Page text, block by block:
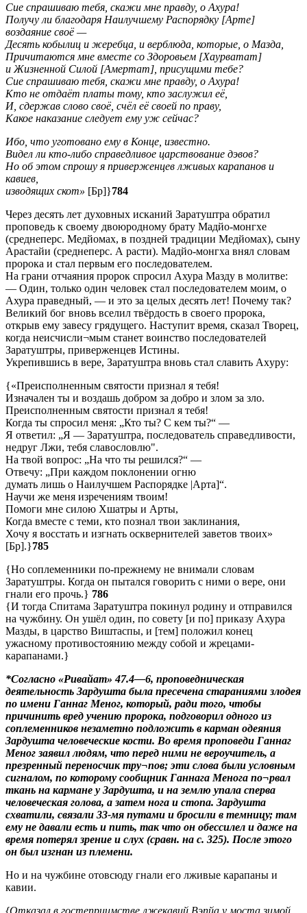
Сие спрашиваю тебя, скажи мне правду, о Ахура!
Получу ли благодаря Наилучшему Распорядку [Арте]
воздаяние своё —
Десять кобылиц и жеребца, и верблюда, которые, о Мазда,
Причитаются мне вместе со Здоровьем [Хаурватат]
и Жизненной Силой [Амертат], присущими тебе?
Сие спрашиваю тебя, скажи мне правду, о Ахура!
Кто не отдаёт платы тому, кто заслужил её,
И, сдержав слово своё, счёл её своей по праву,
Какое наказание следует ему уж сейчас?
Ибо, что уготовано ему в Конце, известно.
Видел ли кто-либо справедливое царствование дэвов?
Но об этом спрошу я приверженцев лживых карапанов и
кавиев,
изводящих скот» [Бр]}784
Через десять лет духовных исканий Заратуштра обратил
проповедь к своему двоюродному брату Мадйо-монгхе
(среднеперс. Медйомах, в поздней традиции Медйомах), сыну
Арaстайи (среднеперс. А расти). Мадйо-монгха внял словам
пророка и стал первым его последователем.
На грани отчаяния пророк спросил Ахура Мазду в молитве:
— Один, только один человек стал последователем моим, о
Ахура праведный, — и это за целых десять лет! Почему так?
Великий бог вновь вселил твёрдость в своего пророка,
открыв ему завесу грядущего. Наступит время, сказал Творец,
когда неисчисли¬мым станет воинство последователей
Заратуштры, приверженцев Истины.
Укрепившись в вере, Заратуштра вновь стал славить Axуpy:
{«Преисполненным святости признал я тебя!
Изначален ты и воздашь добром за добро и злом за зло.
Преисполненным святости признал я тебя!
Когда ты спросил меня: „Кто ты? С кем ты?“ —
Я ответил: „Я — Заратуштра, последователь справедливости,
недруг Лжи, тебя славословлю".
На твой вопрос: „На что ты решился?“ —
Отвечу: „При каждом поклонении огню
думать лишь о Наилучшем Распорядке |Арта]“.
Научи же меня изречениям твоим!
Помоги мне силою Хшатры и Арты,
Когда вместе с теми, кто познал твои заклинания,
Хочу я восстать и изгнать осквернителей заветов твоих»
[Бр].}785
{Но соплеменники по-прежнему не внимали словам
Заратуштры. Когда он пытался говорить с ними о вере, они
гнали его прочь.} 786
{И тогда Спитама Заратуштра покинул родину и отправился
на чужбину. Он ушёл один, по совету [и по] приказу Ахура
Мазды, в царство Виштаспы, и [тем] положил конец
ужасному противостоянию между собой и жрецами-
карапанами.}
*Согласно «Ривайат» 47.4—6, проповедническая
деятельность Зардушта была пресечена стараниями злодея
по имени Ганнаг Меног, который, ради того, чтобы
причинить вред учению пророка, подговорил одного из
соплеменников незаметно подложить в карман одеяния
Зардушта человеческие кости. Во время проповеди Ганнаг
Меног заявил людям, что перед ними не вероучитель, а
презренный переносчик тру¬пов; эти слова были условным
сигналом, по которому сообщник Ганнага Менога по¬рвал
ткань на кармане у Зардушта, и на землю упала сперва
человеческая голова, а затем нога и стопа. Зардушта
схватили, связали 33-мя путами и бросили в темницу; там
ему не давали есть и пить, так что он обессилел и даже на
время потерял зрение и слух (сравн. на с. 325). После этого
он был изгнан из племени.
Но и на чужбине отовсюду гнали его лживые карапаны и
кавии.
{Отказал в гостеприимстве лжекавий Вэпйа у моста зимой